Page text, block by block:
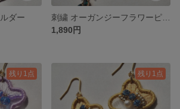
ダー
1,890円
残り1点 残り1点